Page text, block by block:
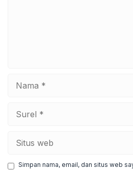
Simpan nama, email, dan situs web